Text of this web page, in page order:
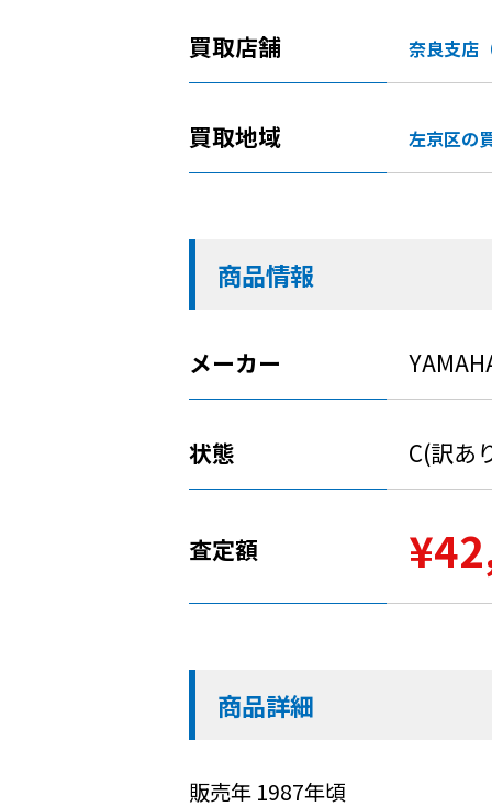
買取店舗 奈良支店
買取地域 左京区の
商品情報
メーカー
状態 C(訳あ
査定額
商品詳細
販売年 1987年頃